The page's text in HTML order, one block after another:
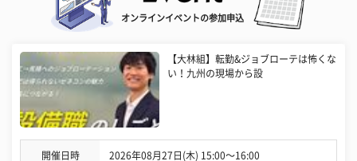
オンラインイベントの参加申込
【大林組】転勤&ジョブローテは怖くな
い！九州の現場から設
開催日時 2026年08月27日(木) 15:00〜16:00